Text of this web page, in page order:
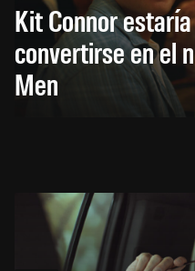
Kit Connor
convertirse en el
Men